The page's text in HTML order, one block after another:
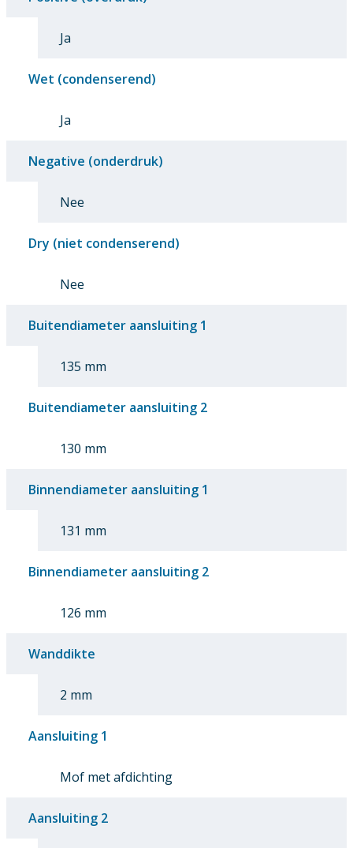
Ja
Wet (condenserend)
Ja
Negative (onderdruk)
Nee
Dry (niet condenserend)
Nee
Buitendiameter aansluiting 1
135 mm
Buitendiameter aansluiting 2
130 mm
Binnendiameter aansluiting 1
131 mm
Binnendiameter aansluiting 2
126 mm
Wanddikte
2 mm
Aansluiting 1
Mof met afdichting
Aansluiting 2